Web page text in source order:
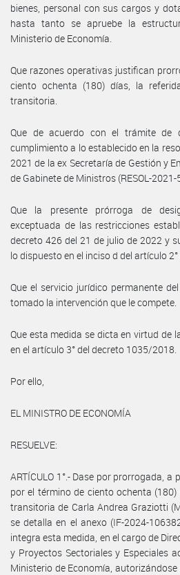
bienes, personal con sus cargos y
hasta tanto se apruebe la
Ministerio de Economía.
Que razones operativas justifican
ciento ochenta (180) días, la
transitoria.
Que de acuerdo con el trámite
cumplimiento a lo establecido en la
2021 de la ex Secretaría de Gestión y
de Gabinete de Ministros (RESOL-2021-
Que la presente prórroga de
exceptuada de las restricciones
decreto 426 del 21 de julio de 2022 y
lo dispuesto en el inciso d del artículo 2°
Que el servicio jurídico permanente
tomado la intervención que le compete.
Que esta medida se dicta en virtud de
en el artículo 3° del decreto 1035/2018.
Por ello,
EL MINISTRO DE ECONOMÍA
RESUELVE:
ARTÍCULO 1°.- Dase por prorrogada,
por el término de ciento ochenta
transitoria de Carla Andrea Graziotti
se detalla en el anexo (IF-2024-
integra esta medida, en el cargo de
y Proyectos Sectoriales y Especiales
Ministerio de Economía,